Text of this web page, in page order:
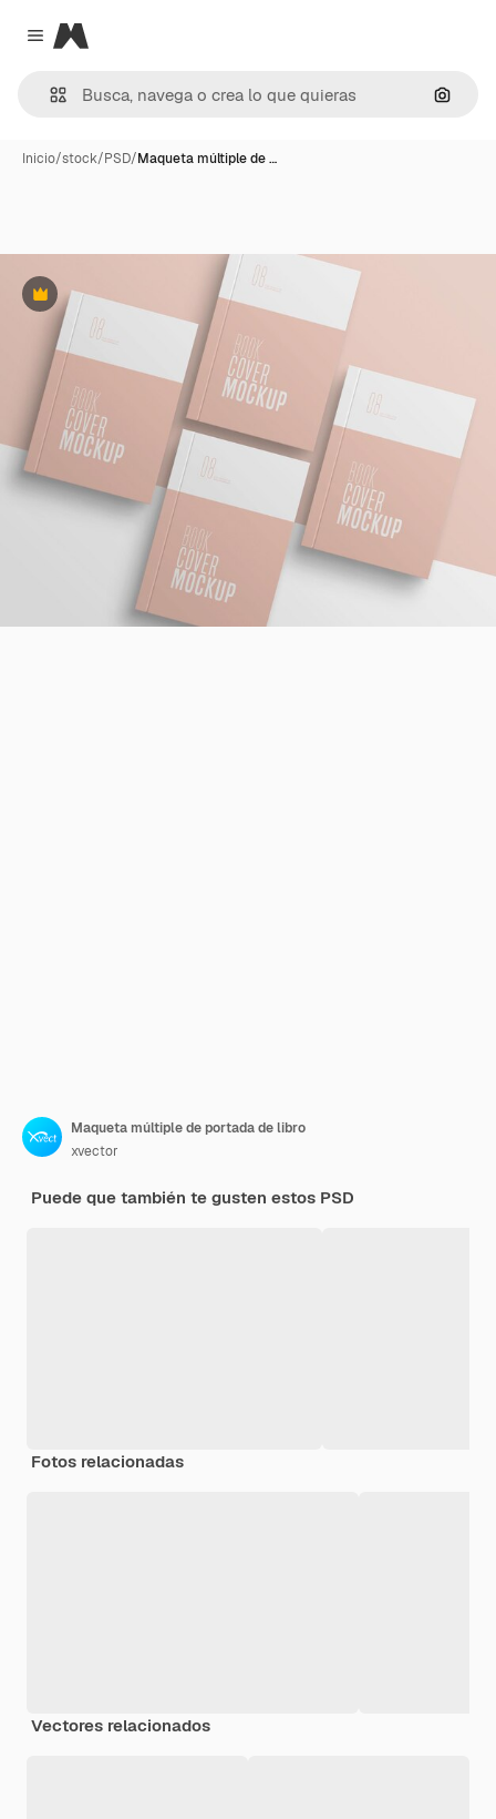
Close menu
Magnific
Inicio/stock/PSD/Maqueta múltiple de …
Premium
Maqueta múltiple de portada de libro
xvector
Puede que también te gusten estos PSD
Fotos relacionadas
Vectores relacionados